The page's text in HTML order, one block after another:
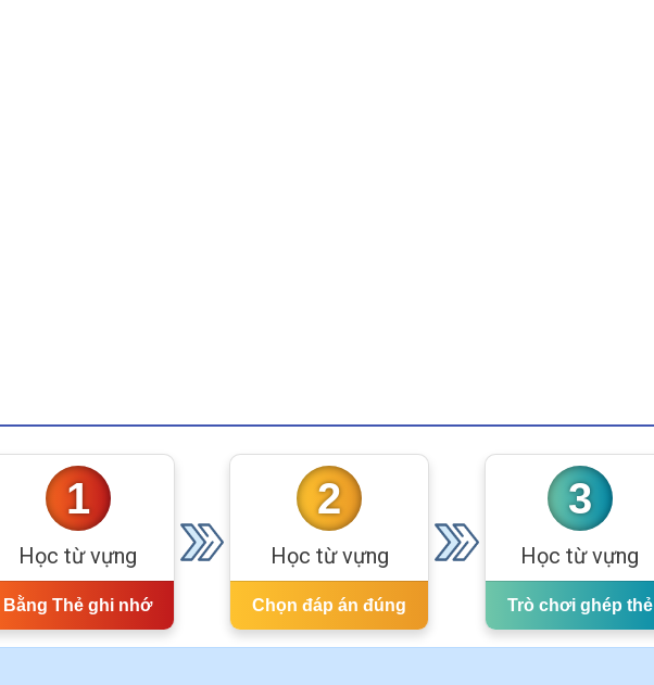
1
Học từ vựng
Bằng Thẻ ghi nhớ
2
Học từ vựng
Chọn đáp án đúng
3
Học từ vựng
Trò chơi ghép thẻ